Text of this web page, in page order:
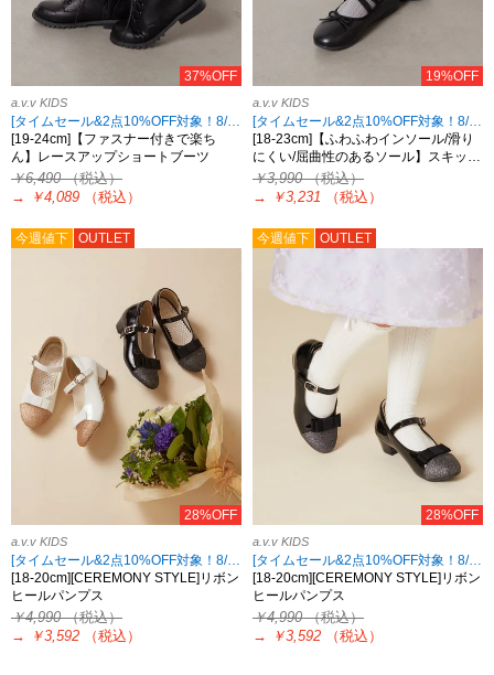
37%OFF
a.v.v KIDS
[タイムセール&2点10%OFF対象！8/17 8:59まで]
[19-24cm]【ファスナー付きで楽ち
ん】レースアップショートブーツ
￥6,490（税込）
→
￥4,089 （税込）
19%OFF
a.v.v KIDS
[タイムセール&2点10%OFF対象！8/17 8:59まで]
[18-23cm]【ふわふわインソール/滑り
にくい/屈曲性のあるソール】スキッ…
￥3,990（税込）
→
￥3,231 （税込）
今週値下 OUTLET
28%OFF
a.v.v KIDS
[タイムセール&2点10%OFF対象！8/17 8:59まで]
[18-20cm][CEREMONY STYLE]リボン
ヒールパンプス
￥4,990（税込）
→
￥3,592 （税込）
今週値下 OUTLET
28%OFF
a.v.v KIDS
[タイムセール&2点10%OFF対象！8/17 8:59まで]
[18-20cm][CEREMONY STYLE]リボン
ヒールパンプス
￥4,990（税込）
→
￥3,592 （税込）